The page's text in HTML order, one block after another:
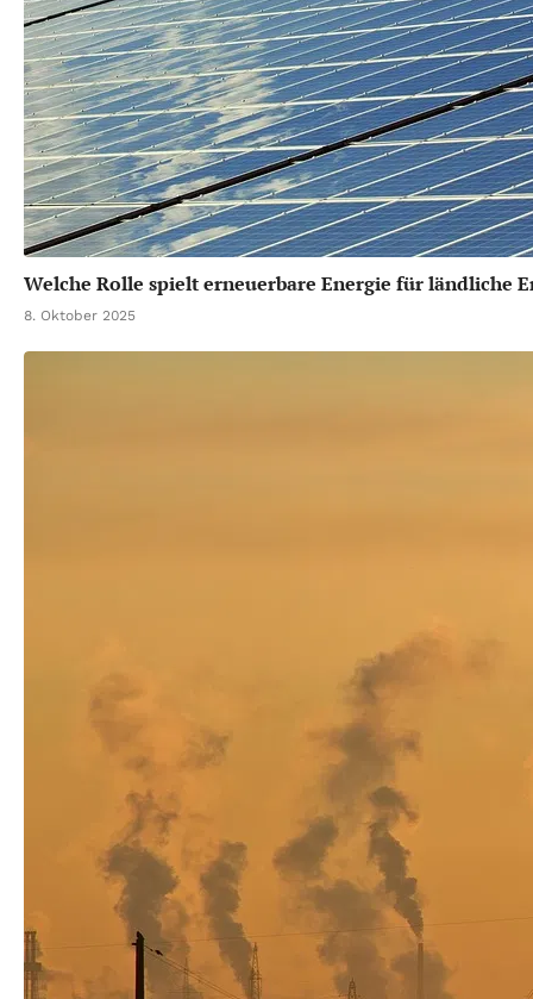
Welche Rolle spielt erneuerbare Energie für ländliche
8. Oktober 2025